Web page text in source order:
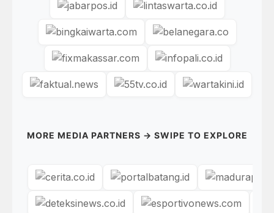
MORE MEDIA PARTNERS → SWIPE TO EXPLORE